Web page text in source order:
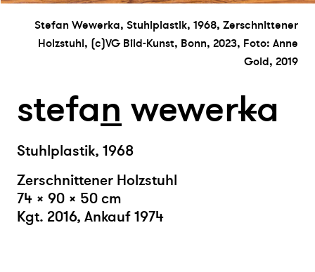
Stefan Wewerka, Stuhlplastik, 1968, Zerschnittener
Holzstuhl, (c)VG Bild-Kunst, Bonn, 2023, Foto: Anne
Gold, 2019
stefanwewerka
Stuhlplastik, 1968
Zerschnittener Holzstuhl
74 × 90 × 50 cm
Kgt. 2016, Ankauf 1974